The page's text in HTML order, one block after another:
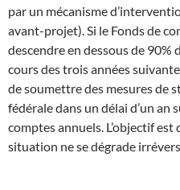
par un mécanisme
avant-projet). Si le Fonds de
descendre en dessous de 90%
cours des trois années
de soumettre des mesures de
fédérale dans un délai d’un an
comptes annuels. L’objectif est
situation ne se dégrade